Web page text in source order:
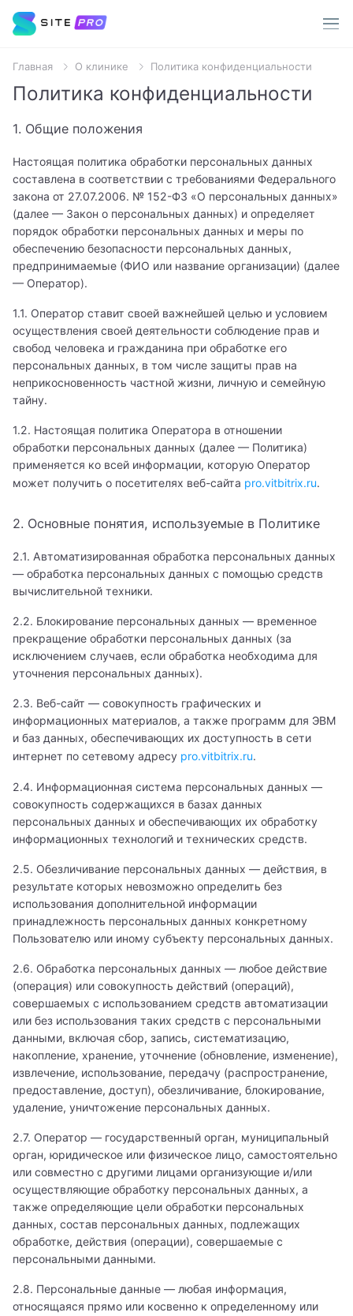
Услуги
О клинике
Пациентам
Акции
Контакты
Популярные запросы
Терапевт
Хирург
Стоматолог
Уролог
МРТ
Записаться на приём
Главная О клинике Политика конфиденциальности
Политика конфиденциальности
1. Общие положения
Настоящая политика обработки персональных данных
составлена в соответствии с требованиями Федерального
закона от 27.07.2006. № 152-ФЗ «О персональных данных»
(далее — Закон о персональных данных) и определяет
порядок обработки персональных данных и меры по
обеспечению безопасности персональных данных,
предпринимаемые (ФИО или название организации) (далее
— Оператор).
1.1. Оператор ставит своей важнейшей целью и условием
осуществления своей деятельности соблюдение прав и
свобод человека и гражданина при обработке его
персональных данных, в том числе защиты прав на
неприкосновенность частной жизни, личную и семейную
тайну.
1.2. Настоящая политика Оператора в отношении
обработки персональных данных (далее — Политика)
применяется ко всей информации, которую Оператор
может получить о посетителях веб-сайта pro.vitbitrix.ru.
2. Основные понятия, используемые в Политике
2.1. Автоматизированная обработка персональных данных
— обработка персональных данных с помощью средств
вычислительной техники.
2.2. Блокирование персональных данных — временное
прекращение обработки персональных данных (за
исключением случаев, если обработка необходима для
уточнения персональных данных).
2.3. Веб-сайт — совокупность графических и
информационных материалов, а также программ для ЭВМ
и баз данных, обеспечивающих их доступность в сети
интернет по сетевому адресу pro.vitbitrix.ru.
2.4. Информационная система персональных данных —
совокупность содержащихся в базах данных
персональных данных и обеспечивающих их обработку
информационных технологий и технических средств.
2.5. Обезличивание персональных данных — действия, в
результате которых невозможно определить без
использования дополнительной информации
принадлежность персональных данных конкретному
Пользователю или иному субъекту персональных данных.
2.6. Обработка персональных данных — любое действие
(операция) или совокупность действий (операций),
совершаемых с использованием средств автоматизации
или без использования таких средств с персональными
данными, включая сбор, запись, систематизацию,
накопление, хранение, уточнение (обновление, изменение),
извлечение, использование, передачу (распространение,
предоставление, доступ), обезличивание, блокирование,
удаление, уничтожение персональных данных.
2.7. Оператор — государственный орган, муниципальный
орган, юридическое или физическое лицо, самостоятельно
или совместно с другими лицами организующие и/или
осуществляющие обработку персональных данных, а
также определяющие цели обработки персональных
данных, состав персональных данных, подлежащих
обработке, действия (операции), совершаемые с
персональными данными.
2.8. Персональные данные — любая информация,
относящаяся прямо или косвенно к определенному или